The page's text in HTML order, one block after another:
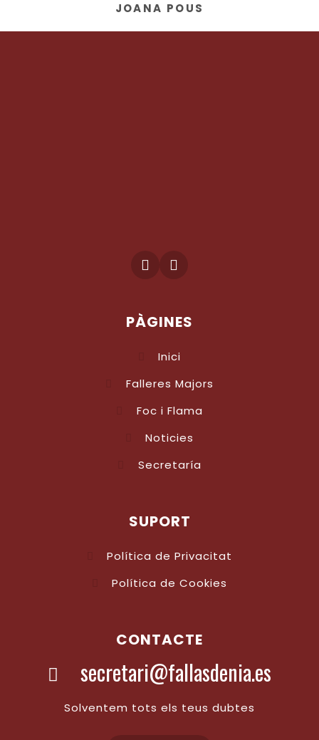
JOANA POUS
PÀGINES
Inici
Falleres Majors
Foc i Flama
Noticies
Secretaría
SUPORT
Política de Privacitat
Política de Cookies
CONTACTE
secretari@fallasdenia.es
Solventem tots els teus dubtes